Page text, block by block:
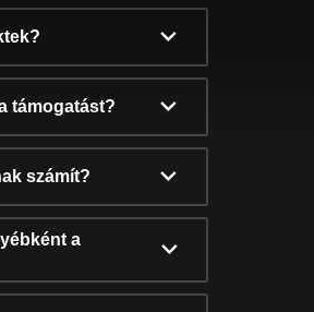
támogatást?
számít?
a